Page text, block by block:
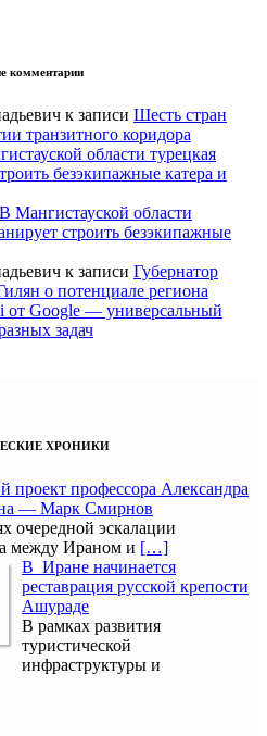
комментарии
к записи Шесть стран
транзитного коридора
области турецкая
безэкипажные катера и
В Мангистауской области
строить безэкипажные
к записи Губернатор
о потенциале региона
от Google — универсальный
задач
ХРОНИКИ
проект профессора Александра
— Марк Смирнов
очередной эскалации
между Ираном и […]
В Иране начинается
реставрация русской крепости
Ашураде
В рамках развития
туристической
инфраструктуры и